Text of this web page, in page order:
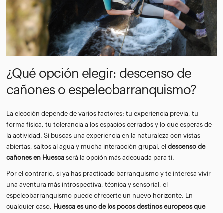
¿Qué opción elegir: descenso de
cañones o espeleobarranquismo?
La elección depende de varios factores: tu experiencia previa, tu
forma física, tu tolerancia a los espacios cerrados y lo que esperas de
la actividad. Si buscas una experiencia en la naturaleza con vistas
abiertas, saltos al agua y mucha interacción grupal, el descenso de
cañones en Huesca será la opción más adecuada para ti.
Por el contrario, si ya has practicado barranquismo y te interesa vivir
una aventura más introspectiva, técnica y sensorial, el
espeleobarranquismo puede ofrecerte un nuevo horizonte. En
cualquier caso, Huesca es uno de los pocos destinos europeos que